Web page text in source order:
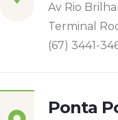
Av Rio
Terminal
(67) 3441-
Ponta